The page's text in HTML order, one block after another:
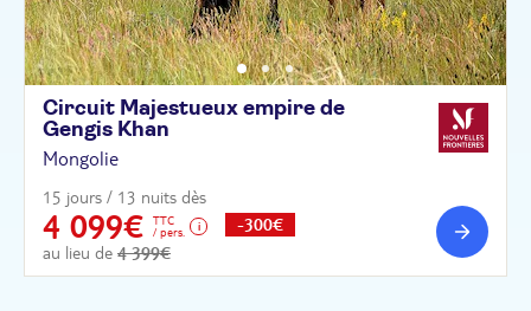
Circuit Majestueux empire de
Gengis Khan
Mongolie
15 jours / 13 nuits dès
4 099€
TTC
/ pers.
au lieu de 4 399€
-300€